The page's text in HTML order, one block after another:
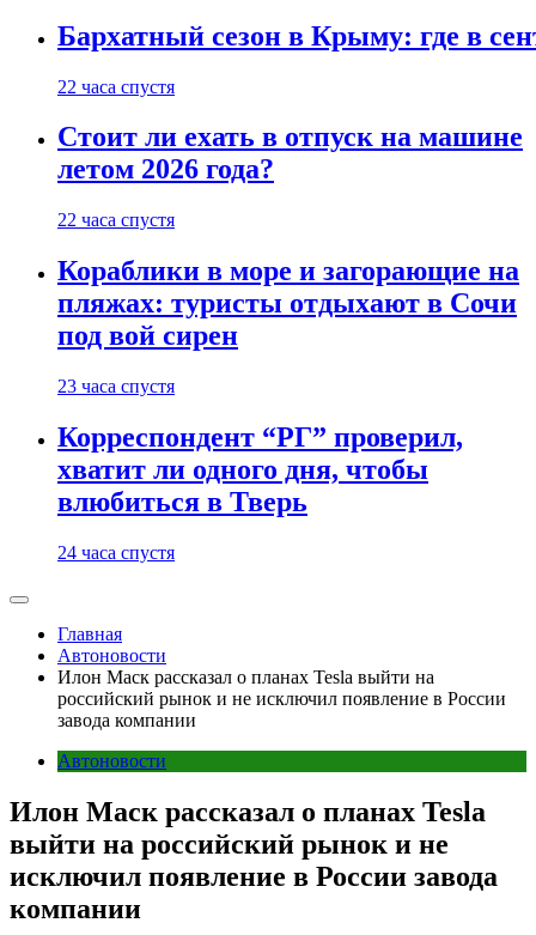
Бархатный сезон в Крыму: где в
22 часа спустя
Стоит ли ехать в отпуск на машине
летом 2026 года?
22 часа спустя
Кораблики в море и загорающие на
пляжах: туристы отдыхают в Сочи
под вой сирен
23 часа спустя
Корреспондент “РГ” проверил,
хватит ли одного дня, чтобы
влюбиться в Тверь
24 часа спустя
Главная
Автоновости
Илон Маск рассказал о планах Tesla выйти на
российский рынок и не исключил появление в России
завода компании
Автоновости
Илон Маск рассказал о планах Tesla
выйти на российский рынок и не
исключил появление в России завода
компании